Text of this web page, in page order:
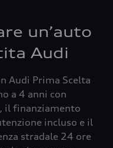
un’auto
Audi
Audi Prima Scelta
a 4 anni con
finanziamento
incluso e il
stradale 24 ore